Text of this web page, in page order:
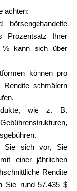
achten:
börsengehandelte
Prozentsatz Ihrer
% kann sich über
können pro
Rendite schmälern
wie z. B.
Sie sich vor, Sie
einer jährlichen
Rendite
Sie rund 57.435 $